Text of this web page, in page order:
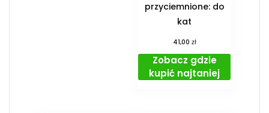
przyciemnione: do
kat
41,00 zł
Zobacz gdzie
kupić najtaniej